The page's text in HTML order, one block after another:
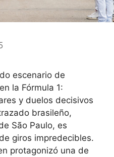
escenario de
la Fórmula 1:
y duelos decisivos
brasileño,
São Paulo, es
giros impredecibles.
protagonizó una de